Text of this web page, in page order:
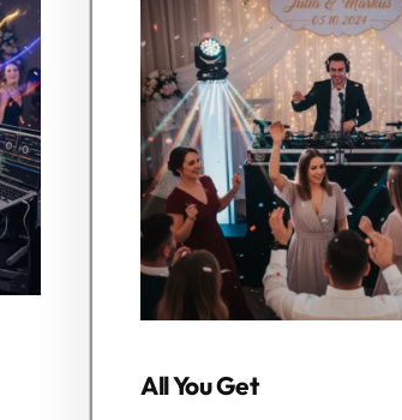
All You Get